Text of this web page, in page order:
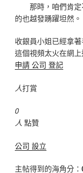
那時，咱們肯定
的也越發踴躍坦然。
收銀員小姐已經拿
這個視頻太火在網
申請 公司 登記
人打賞
0
人 點贊
公司 設立
主帖得到的海角分：